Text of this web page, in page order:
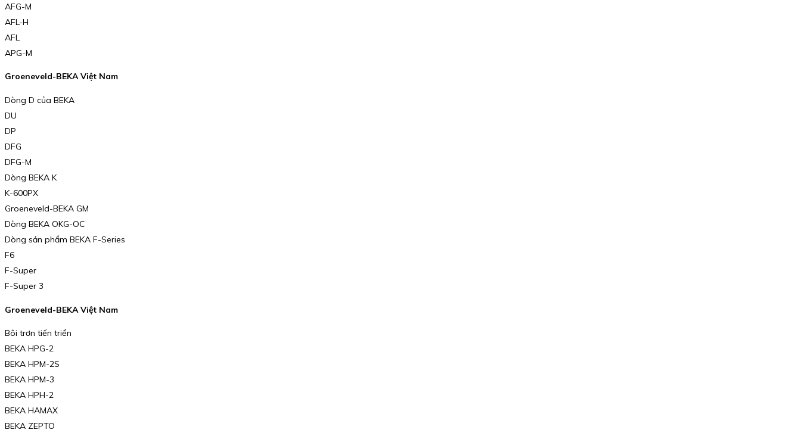
AFG-M
AFL-H
AFL
APG-M
Groeneveld-BEKA Việt Nam
Dòng D của BEKA
DU
DP
DFG
DFG-M
Dòng BEKA K
K-600PX
Groeneveld-BEKA GM
Dòng BEKA OKG-OC
Dòng sản phẩm BEKA F-Series
F6
F-Super
F-Super 3
Groeneveld-BEKA Việt Nam
Bôi trơn tiến triển
BEKA HPG-2
BEKA HPM-2S
BEKA HPM-3
BEKA HPH-2
BEKA HAMAX
BEKA ZEPTO